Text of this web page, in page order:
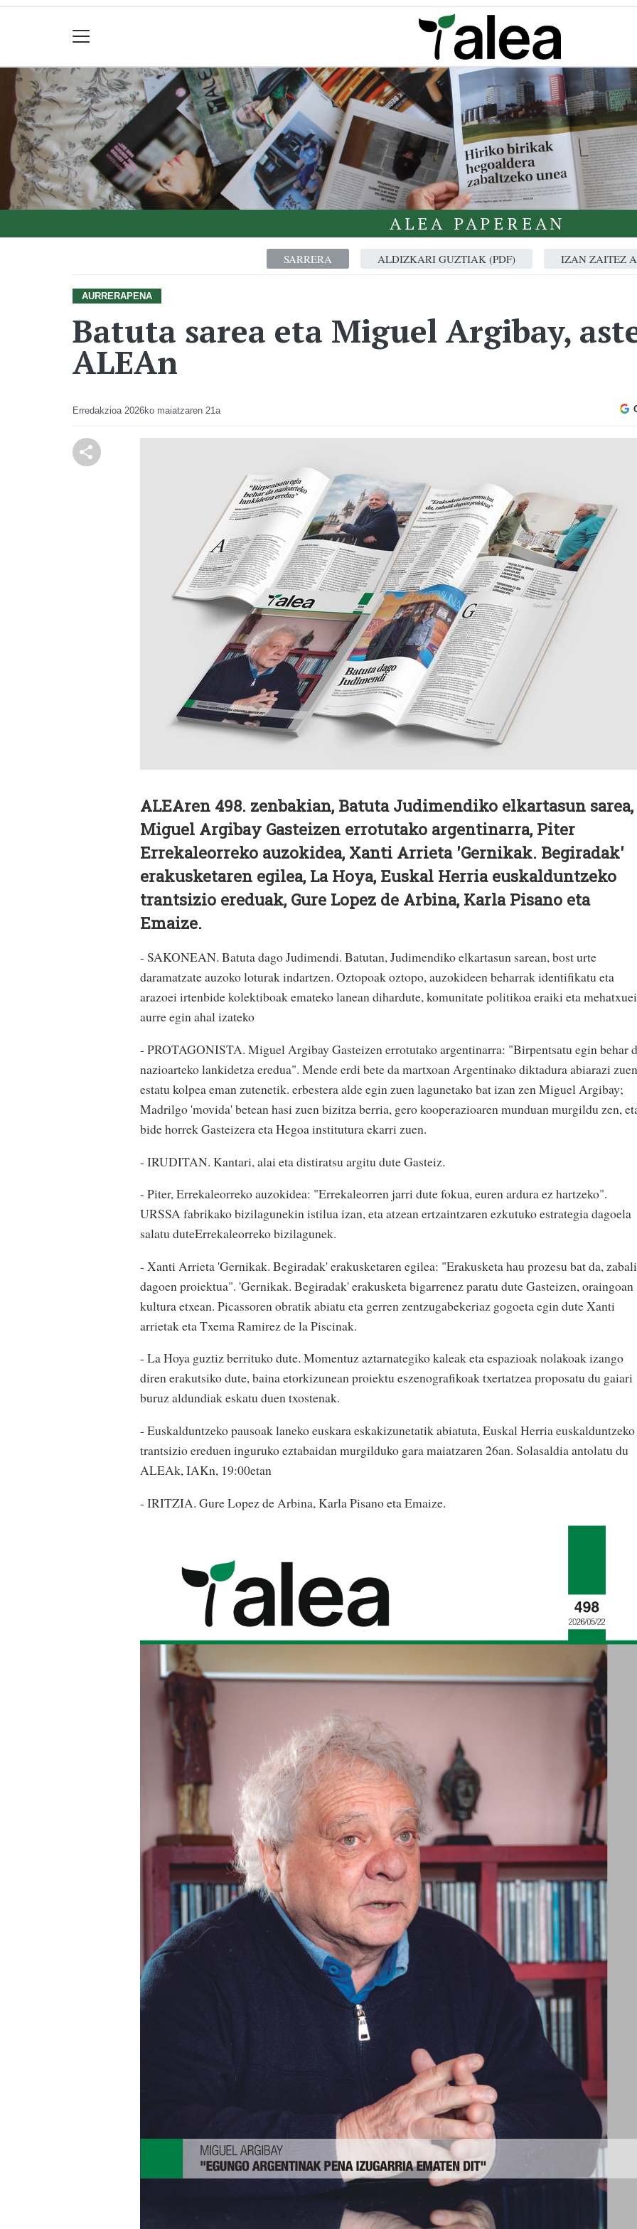
ALEA PAPEREAN
SARRERA ALDIZKARI GUZTIAK (PDF) IZAN ZAITEZ
AURRERAPENA
Batuta sarea eta Miguel Argibay,
ALEAn
Erredakzioa 2026ko maiatzaren 21a
ALEAren 498. zenbakian, Batuta Judimendiko elkartasun sarea,
Miguel Argibay Gasteizen errotutako argentinarra, Piter
Errekaleorreko auzokidea, Xanti Arrieta 'Gernikak. Begiradak'
erakusketaren egilea, La Hoya, Euskal Herria euskalduntzeko
trantsizio ereduak, Gure Lopez de Arbina, Karla Pisano eta
Emaize.
- SAKONEAN. Batuta dago Judimendi. Batutan, Judimendiko elkartasun sarean, bost urte
daramatzate auzoko loturak indartzen. Oztopoak oztopo, auzokideen beharrak identifikatu eta
arazoei irtenbide kolektiboak emateko lanean dihardute, komunitate politikoa eraiki eta mehatxuei
aurre egin ahal izateko
- PROTAGONISTA. Miguel Argibay Gasteizen errotutako argentinarra: "Birpentsatu egin behar
nazioarteko lankidetza eredua". Mende erdi bete da martxoan Argentinako diktadura abiarazi zuen
estatu kolpea eman zutenetik. erbestera alde egin zuen lagunetako bat izan zen Miguel Argibay;
Madrilgo 'movida' betean hasi zuen bizitza berria, gero kooperazioaren munduan murgildu zen,
bide horrek Gasteizera eta Hegoa institutura ekarri zuen.
- IRUDITAN. Kantari, alai eta distiratsu argitu dute Gasteiz.
- Piter, Errekaleorreko auzokidea: "Errekaleorren jarri dute fokua, euren ardura ez hartzeko".
URSSA fabrikako bizilagunekin istilua izan, eta atzean ertzaintzaren ezkutuko estrategia dagoela
salatu duteErrekaleorreko bizilagunek.
- Xanti Arrieta 'Gernikak. Begiradak' erakusketaren egilea: "Erakusketa hau prozesu bat da,
dagoen proiektua". 'Gernikak. Begiradak' erakusketa bigarrenez paratu dute Gasteizen, oraingoan
kultura etxean. Picassoren obratik abiatu eta gerren zentzugabekeriaz gogoeta egin dute Xanti
arrietak eta Txema Ramirez de la Piscinak.
- La Hoya guztiz berrituko dute. Momentuz aztarnategiko kaleak eta espazioak nolakoak izango
diren erakutsiko dute, baina etorkizunean proiektu eszenografikoak txertatzea proposatu du gaiari
buruz aldundiak eskatu duen txostenak.
- Euskalduntzeko pausoak laneko euskara eskakizunetatik abiatuta, Euskal Herria euskalduntzeko
trantsizio ereduen inguruko eztabaidan murgilduko gara maiatzaren 26an. Solasaldia antolatu du
ALEAk, IAKn, 19:00etan
- IRITZIA. Gure Lopez de Arbina, Karla Pisano eta Emaize.